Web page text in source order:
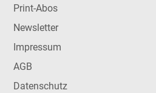
Print-Abos
Newsletter
Impressum
AGB
Datenschutz